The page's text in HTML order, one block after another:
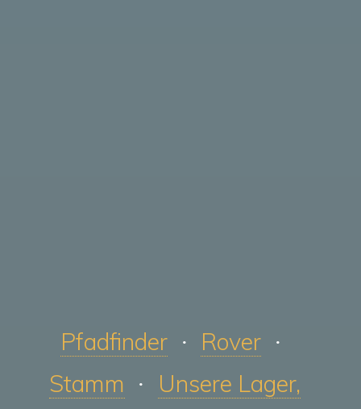
Pfadfinder
Rover
Stamm
Unsere Lager,